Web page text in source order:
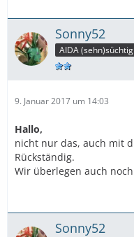
Sonny52
AIDA (sehn)süchtig
9. Januar 2017 um 14:03
Hallo,
nicht nur das, auch mit
Rückständig.
Wir überlegen auch
Sonny52